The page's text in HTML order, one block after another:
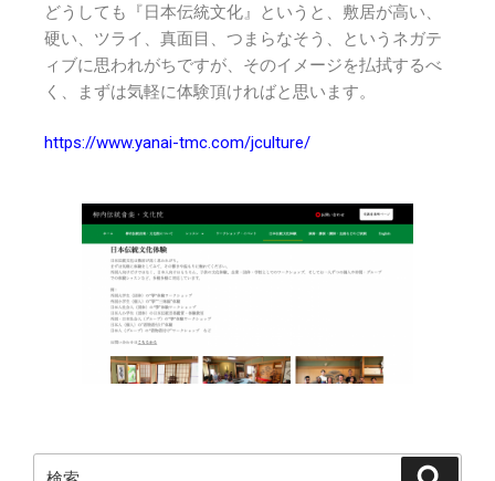
どうしても『日本伝統文化』というと、敷居が高い、
硬い、ツライ、真面目、つまらなそう、というネガテ
ィブに思われがちですが、そのイメージを払拭するべ
く、まずは気軽に体験頂ければと思います。
https://www.yanai-tmc.com/jculture/